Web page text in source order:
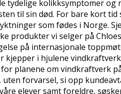
tydelige kolikksymptomer
til sin død. For bare kort
som fødes i Norge.
produkter vi selger på
på internasjonale
kjepper i hjulene
planene om vindkraftverk
forvarsel, si opp
elever samt foreldre,